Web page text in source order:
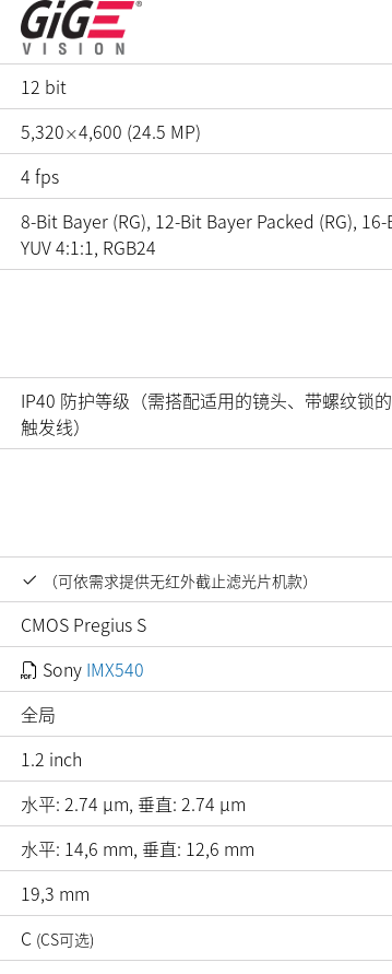
12 bit
5,320×4,600 (24.5 MP)
4 fps
8-Bit Bayer (RG), 12-Bit Bayer Packed (RG), 16-
YUV 4:1:1, RGB24
IP40 防护等级（需搭配适用的镜头、带螺纹锁
触发线）
（可依需求提供无红外截止滤光片机款）
CMOS Pregius S
Sony IMX540
全局
1.2 inch
水平: 2.74 µm, 垂直: 2.74 µm
水平: 14,6 mm, 垂直: 12,6 mm
19,3 mm
C (CS可选)